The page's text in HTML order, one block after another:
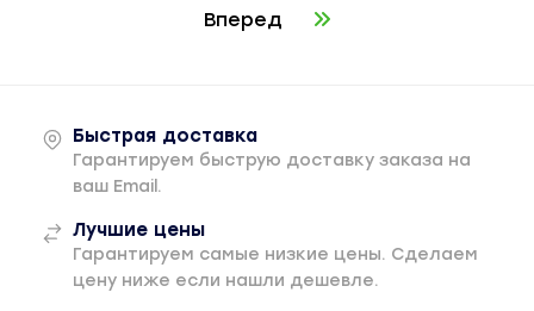
Вперед
Быстрая доставка
Гарантируем быструю доставку заказа на
ваш Email.
Лучшие цены
Гарантируем самые низкие цены. Сделаем
цену ниже если нашли дешевле.